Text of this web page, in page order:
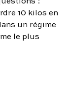
10 kilos en
un régime
le plus